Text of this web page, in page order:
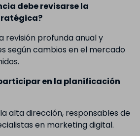
debe revisarse la
revisión profunda anual y
según cambios en el mercado
en la planificación
alta dirección, responsables de
en marketing digital.